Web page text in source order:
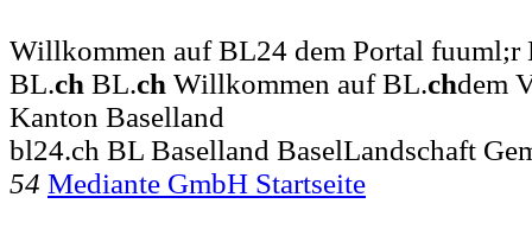
Willkommen auf BL24 dem Portal fuuml;r
BL.ch BL.ch Willkommen auf BL.chdem
Kanton Baselland
bl24.ch BL Baselland BaselLandschaft
54 Mediante GmbH Startseite